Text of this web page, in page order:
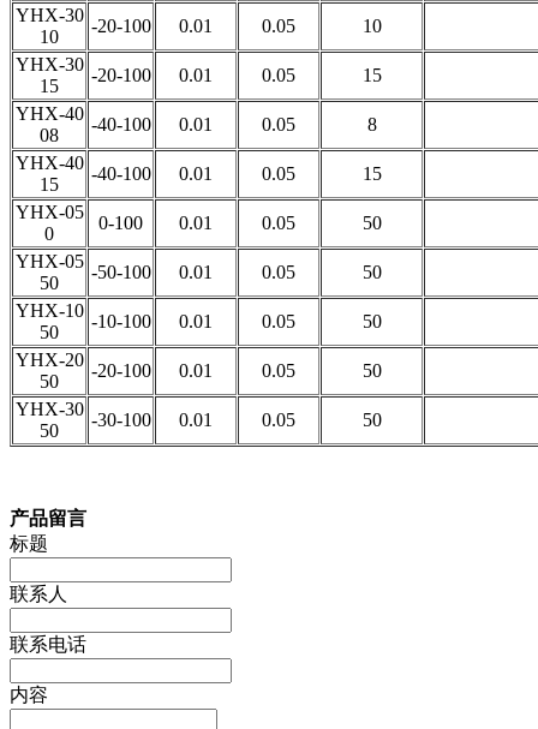
YHX-30
10
-20-100 0.01 0.05
10
YHX-30
15
-20-100 0.01 0.05
15
YHX-40
08
-40-100 0.01 0.05
8
YHX-40
15
-40-100 0.01 0.05
15
YHX-05
0
0-100 0.01 0.05
50
YHX-05
50
-50-100 0.01 0.05
50
YHX-10
50
-10-100 0.01 0.05
50
YHX-20
50
-20-100 0.01 0.05
50
YHX-30
50
-30-100 0.01 0.05 50
产品留言
标题
联系人
联系电话
内容